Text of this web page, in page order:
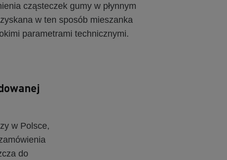
cząsteczek gumy w płynnym
w ten sposób mieszanka
parametrami technicznymi.
w Polsce,
do